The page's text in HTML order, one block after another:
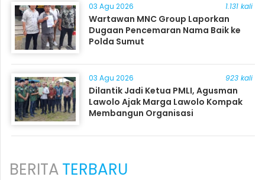
03 Agu 2026 1.131 kali
Wartawan MNC Group Laporkan
Dugaan Pencemaran Nama Baik ke
Polda Sumut
03 Agu 2026 923 kali
Dilantik Jadi Ketua PMLI, Agusman
Lawolo Ajak Marga Lawolo Kompak
Membangun Organisasi
BERITATERBARU